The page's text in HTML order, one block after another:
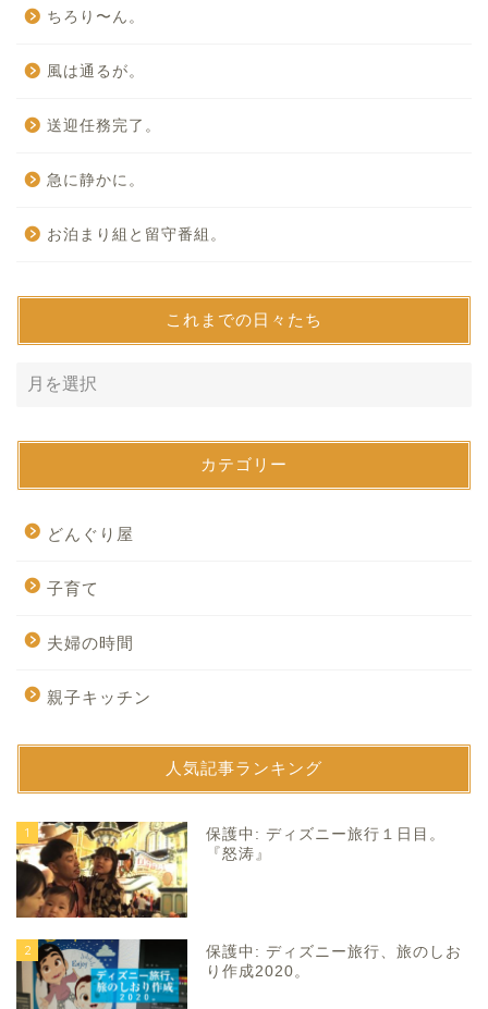
ちろり〜ん。
風は通るが。
送迎任務完了。
急に静かに。
お泊まり組と留守番組。
これまでの日々たち
カテゴリー
どんぐり屋
子育て
夫婦の時間
親子キッチン
人気記事ランキング
1
保護中: ディズニー旅行１日目。
『怒涛』
2
保護中: ディズニー旅行、旅のしお
り作成2020。